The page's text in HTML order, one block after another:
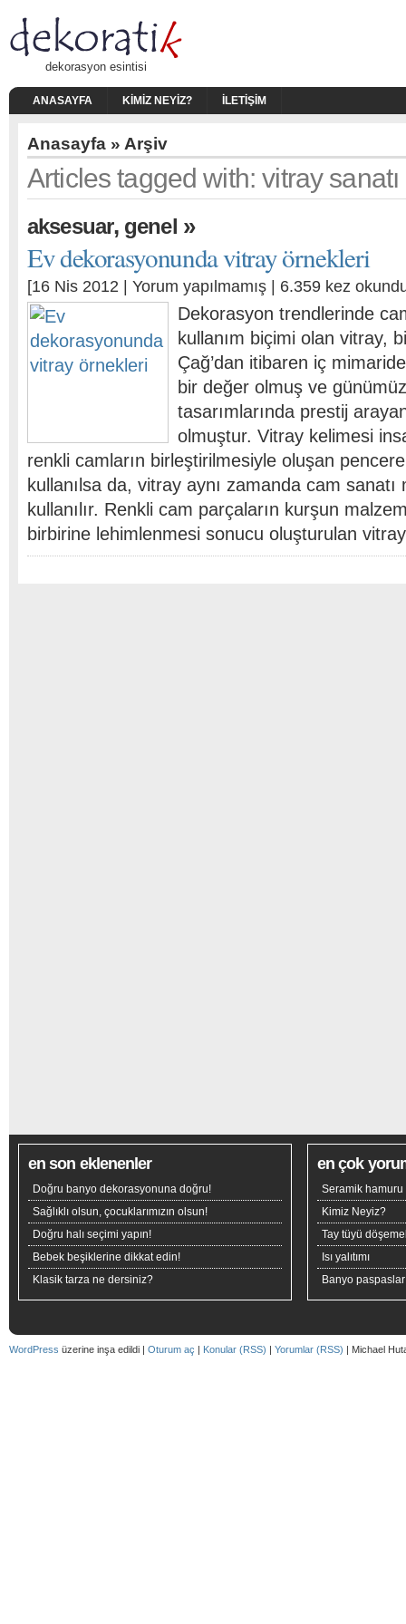
dekorasyon esintisi
ANASAYFA KIMIZ NEYIZ? İLETIŞIM
Anasayfa » Arşiv
Articles tagged with: vitray sanatı
aksesuar, genel »
Ev dekorasyonunda vitray örnekleri
[16 Nis 2012 | Yorum yapılmamış | 6.359 kez
Dekorasyon trendlerinde
kullanım biçimi olan vitray,
Çağ’dan itibaren iç
bir değer olmuş ve
tasarımlarında prestij
olmuştur. Vitray kelimesi
renkli camların birleştirilmesiyle oluşan
kullanılsa da, vitray aynı zamanda cam sanatı
kullanılır. Renkli cam parçaların kurşun
birbirine lehimlenmesi sonucu oluşturulan
en son eklenenler
Doğru banyo dekorasyonuna doğru!
Sağlıklı olsun, çocuklarımızın olsun!
Doğru halı seçimi yapın!
Bebek beşiklerine dikkat edin!
Klasik tarza ne dersiniz?
en çok
Seramik hamuru
Kimiz Neyiz?
Tay tüyü
Isı yalıtımı
Banyo
WordPress üzerine inşa edildi | Oturum aç | Konular (RSS) | Yorumlar (RSS) | Michael